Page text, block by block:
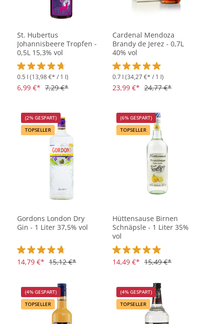
St. Hubertus
Johannisbeere Tropfen -
0,5L 15,3% vol
Durchschnittliche Bewertung von 4.7 von 5 Sternen
0.5 l (13,98 €* / 1 l)
6,99 €* 7,29 €*
Cardenal Mendoza
Brandy de Jerez - 0,7L
40% vol
Durchschnittliche Bewertung
0.7 l (34,27 €* / 1 l)
23,99 €* 24,77 €*
(2% GESPART)
TOPSELLER
Gordons London Dry
Gin - 1 Liter 37,5% vol
Durchschnittliche Bewertung von 4.6 von 5 Sternen
14,79 €* 15,12 €*
(6% GESPART)
TOPSELLER
Hüttensause Birnen
Schnäpsle - 1 Liter 35%
vol
Durchschnittliche Bewertung
14,49 €* 15,49 €*
(4% GESPART)
TOPSELLER
(4% GESPART)
TOPSELLER